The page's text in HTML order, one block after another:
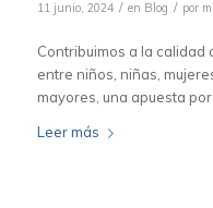
11 junio, 2024 / en Blog / por
Contribuimos a la calidad
entre niños, niñas,
mayores, una apuesta por
Leer más